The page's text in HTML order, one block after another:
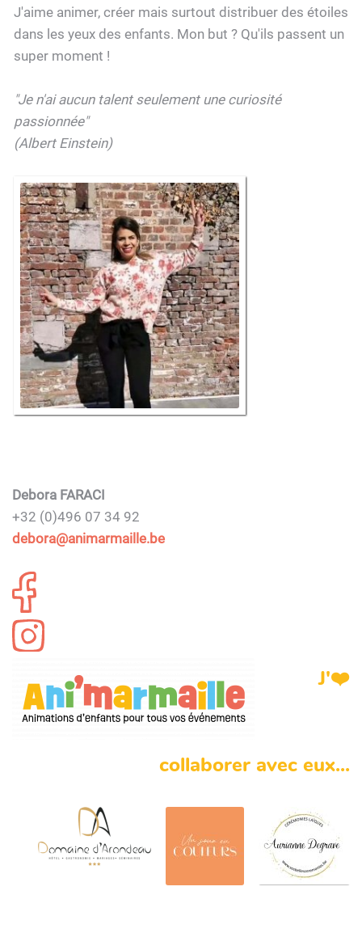
J'aime animer, créer mais surtout distribuer des étoiles
dans les yeux des enfants. Mon but ? Qu'ils passent un
super moment !
"Je n'ai aucun talent seulement une curiosité
passionnée"
(Albert Einstein)
Debora FARACI
+32 (0)496 07 34 92
debora@animarmaille.be
J'❤️
collaborer avec eux...